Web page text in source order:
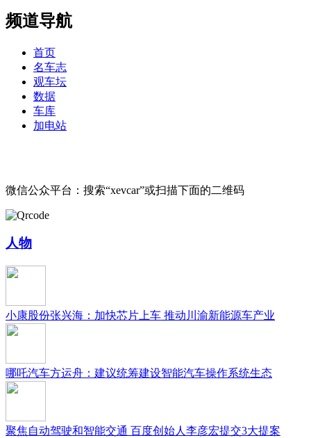
频道导航
首页
名车志
观车坛
数据
车库
加电站
微信公众平台：搜索“xevcar”或扫描下面的二维码
人物
小康股份张兴海：加快芯片上车 推动川渝新能源车产业
哪吒汽车方运舟：建议统筹建设智能汽车操作系统生态
聚焦自动驾驶和智能交通 百度创始人李彦宏提交3大提案